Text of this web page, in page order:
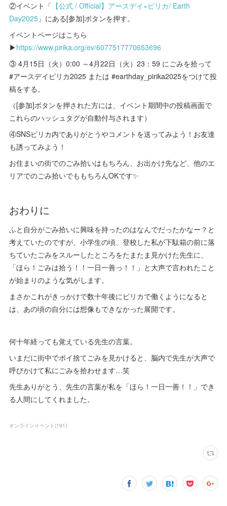
②イベント「 【公式 / Official】アースデイ×ピリカ/ Earth
Day2025 」にある[参加]ボタンを押す。
イベントページはこちら
▶ https://www.pirika.org/ev/6077517770653696
③ 4月15日（火）0:00 ～4月22日（火）23：59 にごみを拾って
#アースデイピリカ2025 または #earthday_pirika2025をつけて投
稿をする。
（[参加]ボタンを押された方には、イベント期間中の投稿画面で
これらのハッシュタグが自動付与されます）
④SNSピリカ内でありがとうやコメントを送ってみよう！お友達
も誘ってみよう！
お住まいの街でのごみ拾いはもちろん、お出かけ先など、他のエ
リアでのごみ拾いでももちろんOKです✨️
おわりに
ふと自分がごみ拾いに興味を持ったのはなんでだったかなー？と
考えていたのですが、小学生の頃、登校した私が下駄箱の前に落
ちていたごみをスルーしたところをたまたま見かけた先生に、
「ほら！ごみは拾う！！一日一善っ！！」と大声で言われたこと
が始まりのような気がします。
まさかこれがきっかけで数十年後にピリカで働くようになると
は、あの頃の自分には想像もできなかった展開です。
何十年経っても覚えている先生の言葉。
いまだに街中でポイ捨てごみを見かけると、脳内で先生が大声で
呼びかけて私にごみを拾わせます…笑
先生ありがとう、先生の言葉が私を「ほら！一日一善！！」でき
る人間にしてくれました。
オンラインイベント (191)